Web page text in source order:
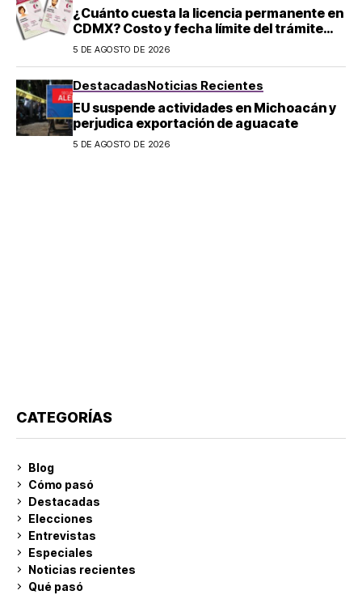
¿Cuánto cuesta la licencia permanente en
CDMX? Costo y fecha límite del trámite
2026
5 DE AGOSTO DE 2026
DestacadasNoticias Recientes
EU suspende actividades en Michoacán y
perjudica exportación de aguacate
5 DE AGOSTO DE 2026
CATEGORÍAS
Blog
Cómo pasó
Destacadas
Elecciones
Entrevistas
Especiales
Noticias recientes
Qué pasó